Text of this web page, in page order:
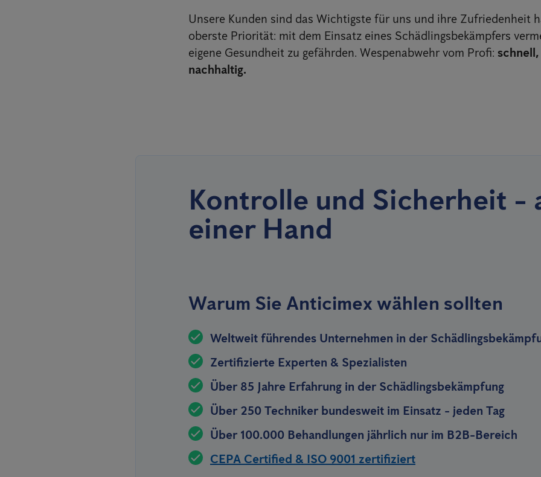
Unsere Kunden sind das Wichtigste für uns und ihre Zufriedenheit
oberste Priorität: mit dem Einsatz eines Schädlingsbekämpfers
eigene Gesundheit zu gefährden. Wespenabwehr vom Profi:
nachhaltig.
Kontrolle und Sicherheit -
einer Hand
Warum Sie Anticimex wählen sollten
Weltweit führendes Unternehmen in der
Zertifizierte Experten & Spezialisten
Über 85 Jahre Erfahrung in der Schädlingsbekämpfung
Über 250 Techniker bundesweit im Einsatz - jeden Tag
Über 100.000 Behandlungen jährlich nur im B2B-Bereich
CEPA Certified & ISO 9001 zertifiziert